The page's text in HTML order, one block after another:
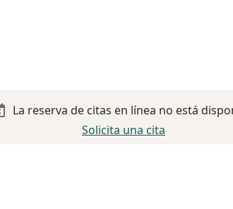
La reserva de citas en línea no está
Solicita una cita